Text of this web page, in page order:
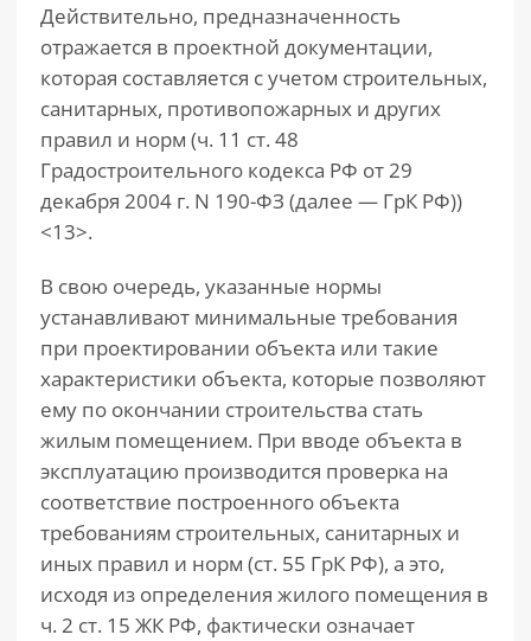
Действительно, предназначенность
отражается в проектной документации,
которая составляется с учетом строительных,
санитарных, противопожарных и других
правил и норм (ч. 11 ст. 48
Градостроительного кодекса РФ от 29
декабря 2004 г. N 190-ФЗ (далее — ГрК РФ))
<13>.
В свою очередь, указанные нормы
устанавливают минимальные требования
при проектировании объекта или такие
характеристики объекта, которые позволяют
ему по окончании строительства стать
жилым помещением. При вводе объекта в
эксплуатацию производится проверка на
соответствие построенного объекта
требованиям строительных, санитарных и
иных правил и норм (ст. 55 ГрК РФ), а это,
исходя из определения жилого помещения в
ч. 2 ст. 15 ЖК РФ, фактически означает